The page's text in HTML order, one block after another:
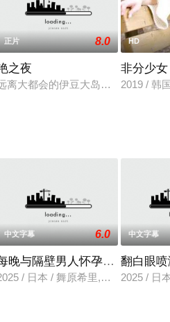
大功，九支過就補回來了。」任
正片 8.0
之夜
离大都会的伊豆大岛，抛家舍业的
HD
非分少
2019 / 韩
中文字幕 6.0
晚与隔壁男人怀孕性爱
/ 日本 / 舞原希里,佐川金二
中文字幕
翻白眼
2025 / 日